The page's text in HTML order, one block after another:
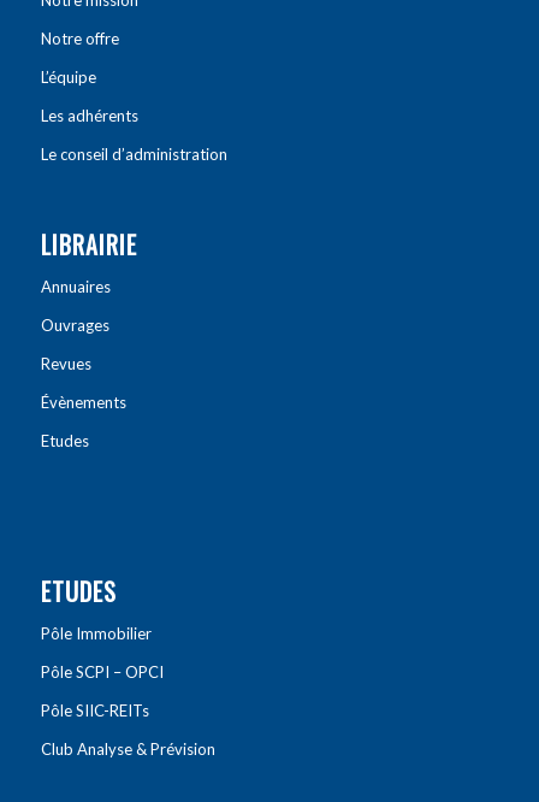
Notre offre
L’équipe
Les adhérents
Le conseil d’administration
LIBRAIRIE
Annuaires
Ouvrages
Revues
Évènements
Etudes
ETUDES
Pôle Immobilier
Pôle SCPI – OPCI
Pôle SIIC-REITs
Club Analyse & Prévision